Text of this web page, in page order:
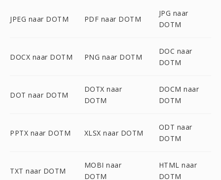
JPEG naar DOTM PDF naar DOTM
JPG naar
DOTM
DOCX naar DOTM PNG naar DOTM
DOC naar
DOTM
DOT naar DOTM
DOTX naar
DOTM
DOCM naar
DOTM
PPTX naar DOTM XLSX naar DOTM
ODT naar
DOTM
TXT naar DOTM
MOBI naar
DOTM
HTML naar
DOTM